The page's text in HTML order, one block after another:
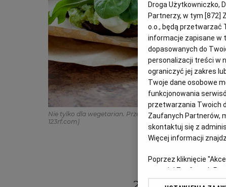
Nie tylko dla wegetarian. Przepisy na dania bez mięsa i
123rf.com)
Droga Użytkowniczko,
Partnerzy, w tym [872]
o.o., będą przetwarzać
informacje zapisane w
dopasowanych do
personalizacji treści w
ograniczyć jej zakres
Twoje dane osobowe
funkcjonowania
przetwarzania Twoich
Zaufanych Partnerów,
skontaktuj się z
Więcej informacji
Poprzez kliknięcie
z o. o. jej Zaufanych
swoje preferencje dot.